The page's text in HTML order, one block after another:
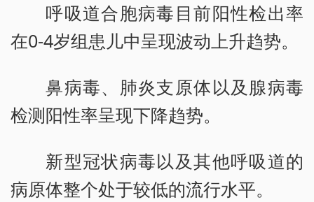
呼吸道合胞病毒目前阳性检出率
在0-4岁组患儿中呈现波动上升趋势。
鼻病毒、肺炎支原体以及腺病毒
检测阳性率呈现下降趋势。
新型冠状病毒以及其他呼吸道的
病原体整个处于较低的流行水平。